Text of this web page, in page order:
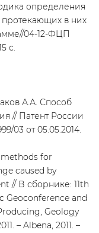
определения
протекающих в них
04-12-ФЦП
с.
А.А. Способ
// Патент России
03 от 05.05.2014.
methods for
caused by
// В сборнике: 11th
Geoconference and
Geology
– Albena, 2011. –